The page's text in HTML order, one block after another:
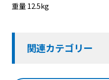
重量 12.5kg
関連カテゴリー